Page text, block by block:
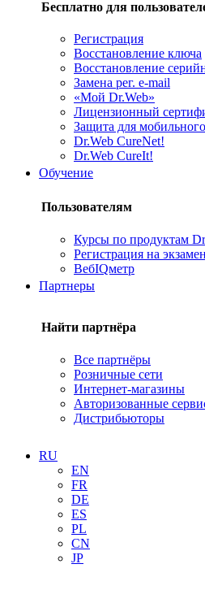
Бесплатно для
Регистрация
Восстановление ключа
Восстановление
Замена рег. e-mail
«Мой Dr.Web»
Лицензионный
Защита для мобильного
Dr.Web CureNet!
Dr.Web CureIt!
Обучение
Пользователям
Курсы по продуктам
Регистрация на экзамен
ВебIQметр
Партнеры
Найти партнёра
Все партнёры
Розничные сети
Интернет-магазины
Авторизованные
Дистрибьюторы
RU
EN
FR
DE
ES
PL
CN
JP